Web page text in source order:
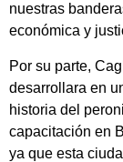
nuestras
económica y
Por su parte,
desarrollara en
historia del
capacitación en
ya que esta